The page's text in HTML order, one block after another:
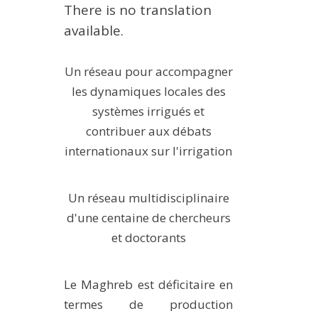
CURRENT PROJECTS
UMR NETWORKS
REGULAR SEMINARS
TRAINING COURSES
ENGINEERING
DOCTORAL TRAINING
METHODS AND TOOLS
There is no translation
available.
Un réseau pour accompagner
les dynamiques locales des
systèmes irrigués et
contribuer aux débats
internationaux sur l'irrigation
Un réseau multidisciplinaire
d'une centaine de chercheurs
et doctorants
Le Maghreb est déficitaire en
termes de production